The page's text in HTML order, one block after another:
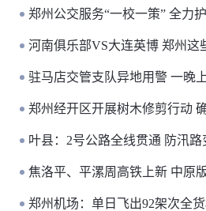
郑州公交服务“一校一策” 全力
河南俱乐部VS大连英博 郑州这
驻马店交管支队异地用警 一晚
郑州经开区开展树木修剪行动
叶县：2号公路全线贯通 防汛路
焦洛平、平漯周高铁上新 中原
郑州机场：单日飞出92架次全